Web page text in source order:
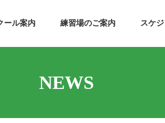
ール案内 練習場のご案内 スケ
NEWS